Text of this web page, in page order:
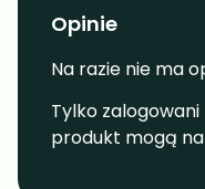
Opinie
Na razie nie ma
Tylko
produkt mogą